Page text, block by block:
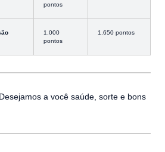
pontos
1.000
pontos
1.650 pontos
a você saúde, sorte e bons